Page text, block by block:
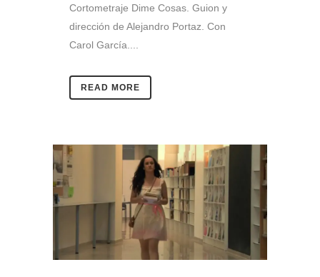
Cortometraje Dime Cosas. Guion y
dirección de Alejandro Portaz. Con
Carol García....
READ MORE